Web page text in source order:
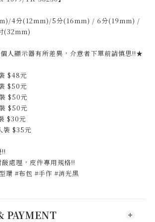
4分(12mm)/5分(16mm) / 6分(19mm) /
(32mm)
人顯示器有所差異，介意者下單前請慎思!!★
$48元
$50元
$50元
$50元
$30元
裝 $35元
處理，皮件專用規格!!
環 #布包 #手作 #消光黑
PAYMENT